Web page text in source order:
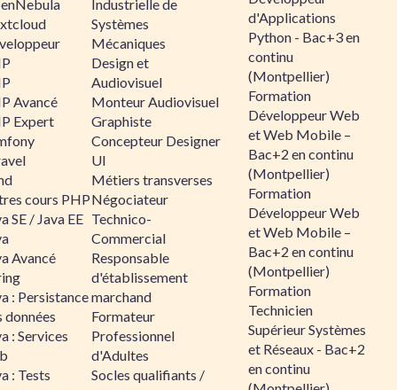
Avancé
Expert
cours PHP
SE / Java EE
Avancé
: Persistance
données
: Services
: Tests
Industrielle de
Systèmes
Mécaniques
Design et
Audiovisuel
Monteur Audiovisuel
Graphiste
Concepteur Designer
UI
Métiers transverses
Négociateur
Technico-
Commercial
Responsable
d'établissement
marchand
Formateur
Professionnel
d'Adultes
Socles qualifiants /
d'Applications
Python - Bac+3 en
continu
(Montpellier)
Formation
Développeur Web
et Web Mobile –
Bac+2 en continu
(Montpellier)
Formation
Développeur Web
et Web Mobile –
Bac+2 en continu
(Montpellier)
Formation
Technicien
Supérieur Systèmes
et Réseaux - Bac+2
en continu